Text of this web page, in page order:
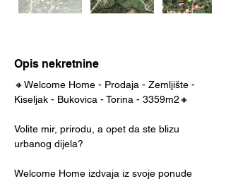
Opis nekretnine
🔸Welcome Home - Prodaja - Zemljište -
Kiseljak - Bukovica - Torina - 3359m2🔸
Volite mir, prirodu, a opet da ste blizu
urbanog dijela?
Welcome Home izdvaja iz svoje ponude